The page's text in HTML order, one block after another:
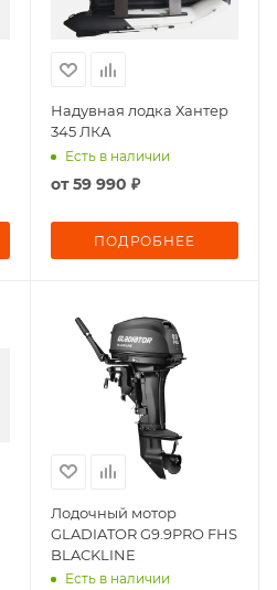
Надувная лодка Хантер
345 ЛКА
Есть в наличии
от59 990 ₽
ПОДРОБНЕЕ
Лодочный мотор
GLADIATOR G9.9PRO FHS
BLACKLINE
Есть в наличии